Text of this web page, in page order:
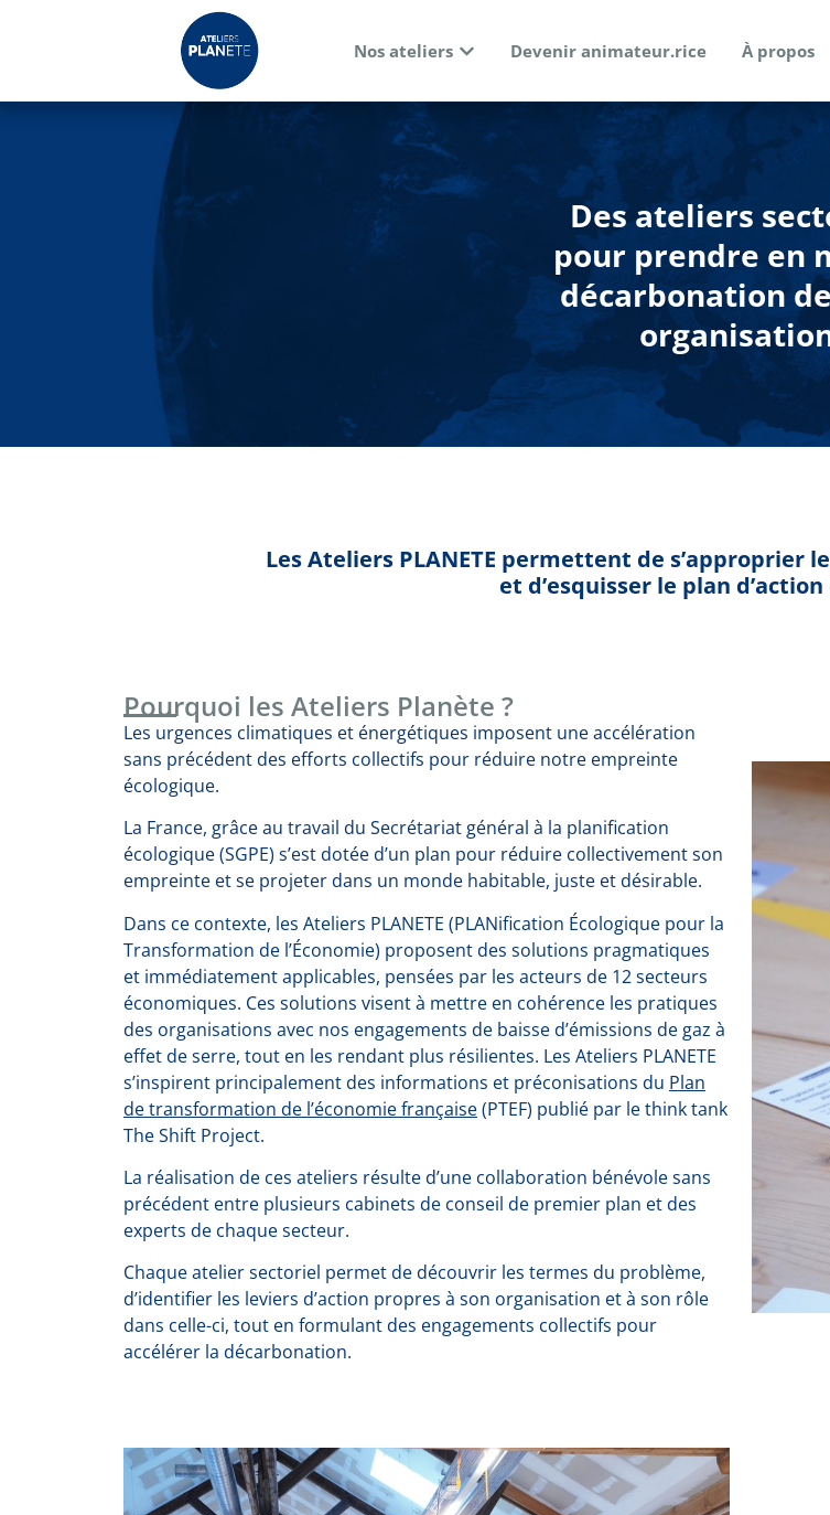
Nos ateliers Devenir animateur.rice À propos
Des ateliers
pour prendre en
décarbonation
Les Ateliers PLANETE permettent de s’approprier
et d’esquisser le plan
Pourquoi les Ateliers Planète ?
Les urgences climatiques et énergétiques imposent une accélération
sans précédent des efforts collectifs pour réduire notre empreinte
écologique.
La France, grâce au travail du Secrétariat général à la planification
écologique (SGPE) s’est dotée d’un plan pour réduire collectivement son
empreinte et se projeter dans un monde habitable, juste et désirable.
Dans ce contexte, les Ateliers PLANETE (PLANification Écologique pour la
Transformation de l’Économie) proposent des solutions pragmatiques
et immédiatement applicables, pensées par les acteurs de 12 secteurs
économiques. Ces solutions visent à mettre en cohérence les pratiques
des organisations avec nos engagements de baisse d’émissions de gaz à
effet de serre, tout en les rendant plus résilientes. Les Ateliers PLANETE
s’inspirent principalement des informations et préconisations du Plan
de transformation de l’économie française(PTEF) publié par le think tank
The Shift Project.
La réalisation de ces ateliers résulte d’une collaboration bénévole sans
précédent entre plusieurs cabinets de conseil de premier plan et des
experts de chaque secteur.
Chaque atelier sectoriel permet de découvrir les termes du problème,
d’identifier les leviers d’action propres à son organisation et à son rôle
dans celle-ci, tout en formulant des engagements collectifs pour
accélérer la décarbonation.